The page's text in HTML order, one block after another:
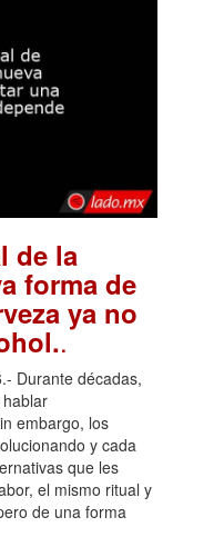
de la
forma de
ya no
.
Durante décadas,
embargo, los
y cada
que les
el mismo ritual y
de una forma